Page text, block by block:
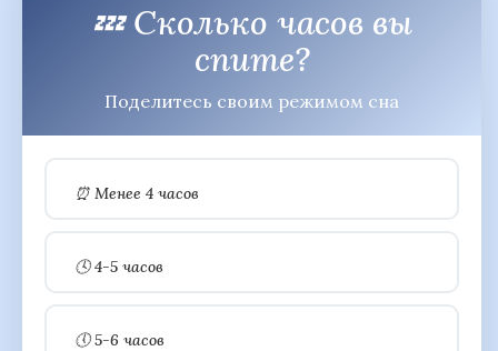
💤 Сколько часов вы
спите?
Поделитесь своим режимом сна
⏰ Менее 4 часов
🕓 4-5 часов
🕔 5-6 часов